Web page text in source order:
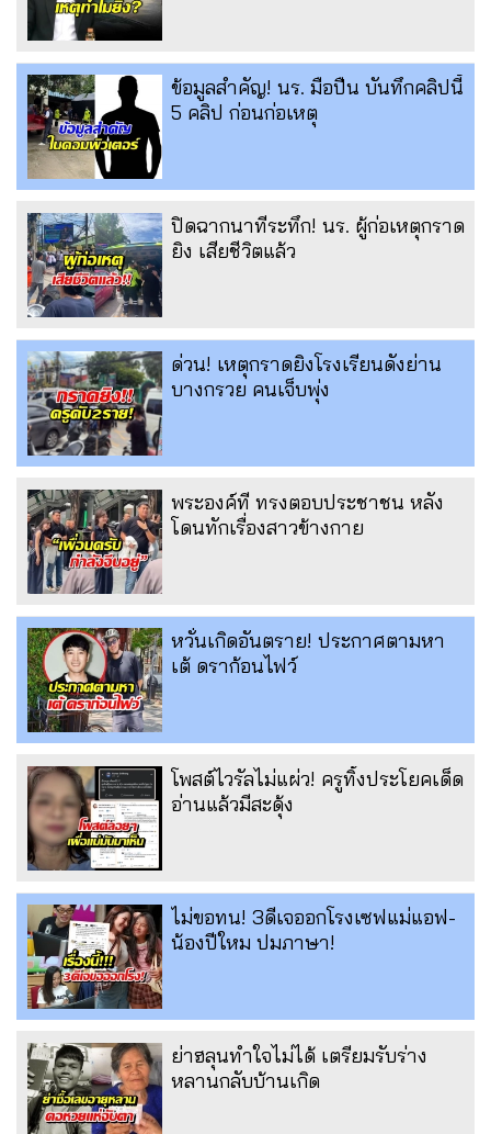
ข้อมูลสำคัญ! นร. มือปืน บันทึกคลิปนี้
5 คลิป ก่อนก่อเหตุ
ปิดฉากนาทีระทึก! นร. ผู้ก่อเหตุกราด
ยิง เสียชีวิตแล้ว
ด่วน! เหตุกราดยิงโรงเรียนดังย่าน
บางกรวย คนเจ็บพุ่ง
พระองค์ที ทรงตอบประชาชน หลัง
โดนทักเรื่องสาวข้างกาย
หวั่นเกิดอันตราย! ประกาศตามหา
เต้ ดราก้อนไฟว์
โพสต์ไวรัลไม่แผ่ว! ครูทิ้งประโยคเด็ด
อ่านแล้วมีสะดุ้ง
ไม่ขอทน! 3ดีเจออกโรงเซฟแม่แอฟ-
น้องปีใหม ปมภาษา!
ย่าฮลุนทำใจไม่ได้ เตรียมรับร่าง
หลานกลับบ้านเกิด